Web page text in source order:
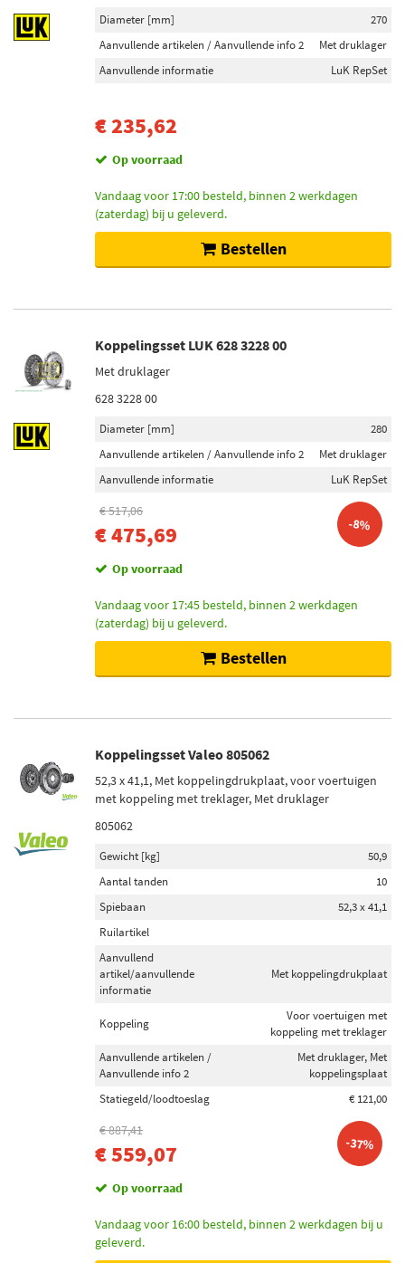
Diameter [mm]
270
Aanvullende artikelen / Aanvullende info 2
Met druklager
Aanvullende informatie
LuK RepSet
€ 235,62
Op voorraad
Vandaag voor 17:00 besteld, binnen 2 werkdagen
(zaterdag) bij u geleverd.
Bestellen
Koppelingsset LUK 628 3228 00
Met druklager
628 3228 00
Diameter [mm]
280
Aanvullende artikelen / Aanvullende info 2
Met druklager
Aanvullende informatie
LuK RepSet
€ 517,06
€ 475,69 -8%
Op voorraad
Vandaag voor 17:45 besteld, binnen 2 werkdagen
(zaterdag) bij u geleverd.
Bestellen
Koppelingsset Valeo 805062
52,3 x 41,1, Met koppelingdrukplaat, voor voertuigen
met koppeling met treklager, Met druklager
805062
Gewicht [kg]
50,9
Aantal tanden
10
Spiebaan
52,3 x 41,1
Ruilartikel
Aanvullend
artikel/aanvullende
informatie
Met koppelingdrukplaat
Koppeling
Voor voertuigen met
koppeling met treklager
Aanvullende artikelen /
Aanvullende info 2
Met druklager, Met
koppelingsplaat
Statiegeld/loodtoeslag
€ 121,00
€ 887,41
€ 559,07 -37%
Op voorraad
Vandaag voor 16:00 besteld, binnen 2 werkdagen bij u
geleverd.